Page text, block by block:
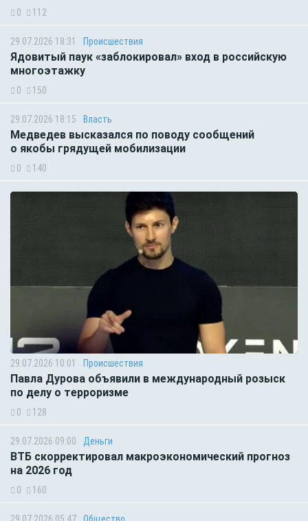
0 112
29.07.2026 18:31 Происшествия
Ядовитый паук «заблокировал» вход в российскую
многоэтажку
0 150
29.07.2026 18:15 Власть
Медведев высказался по поводу сообщений
о якобы грядущей мобилизации
0 140
29.07.2026 10:01 Происшествия
Павла Дурова объявили в международный розыск
по делу о терроризме
0 128
29.07.2026 09:00 Деньги
ВТБ скорректировал макроэкономический прогноз
на 2026 год
0 160
29.07.2026 05:47 Общество